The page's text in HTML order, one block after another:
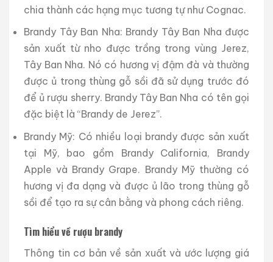
chia thành các hạng mục tương tự như Cognac.
Brandy Tây Ban Nha: Brandy Tây Ban Nha được
sản xuất từ nho được trồng trong vùng Jerez,
Tây Ban Nha. Nó có hương vị đậm đà và thường
được ủ trong thùng gỗ sồi đã sử dụng trước đó
để ủ rượu sherry. Brandy Tây Ban Nha có tên gọi
đặc biệt là “Brandy de Jerez”.
Brandy Mỹ: Có nhiều loại brandy được sản xuất
tại Mỹ, bao gồm Brandy California, Brandy
Apple và Brandy Grape. Brandy Mỹ thường có
hương vị đa dạng và được ủ lão trong thùng gỗ
sồi để tạo ra sự cân bằng và phong cách riêng.
Tìm hiểu về rượu brandy
Thông tin cơ bản về sản xuất và ước lượng giá